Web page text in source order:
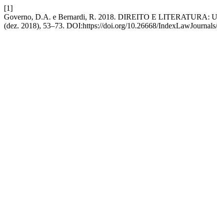
[1]
Governo, D.A. e Bernardi, R. 2018. DIREITO E
(dez. 2018), 53–73. DOI:https://doi.org/10.26668/